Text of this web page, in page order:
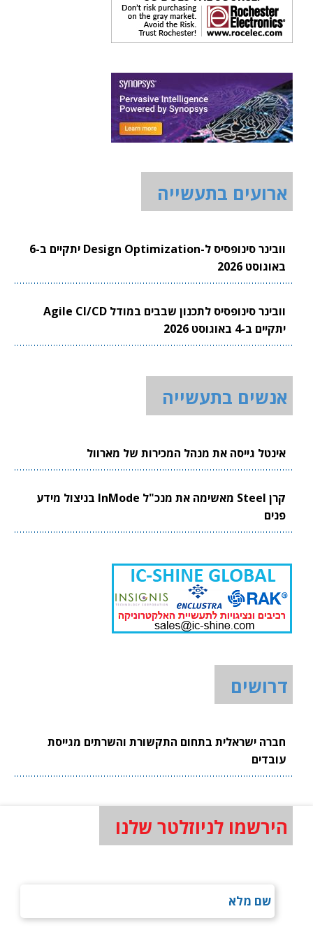
ארועים בתעשייה
וובינר סינופסיס ל-Design Optimization יתקיים ב-6
באוגוסט 2026
וובינר סינופסיס לתכנון שבבים במודל Agile CI/CD
יתקיים ב-4 באוגוסט 2026
אנשים בתעשייה
אינטל גייסה את מנהל המכירות של מארוול
קרן Steel מאשימה את מנכ"ל InMode בניצול מידע
פנים
דרושים
חברה ישראלית בתחום התקשורת והשרתים מגייסת
עובדים
הירשמו לניוזלטר שלנו